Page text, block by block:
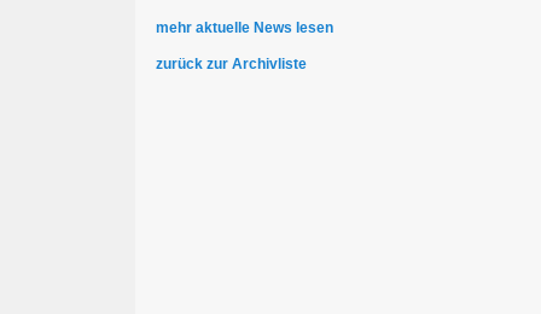
mehr aktuelle News lesen
zurück zur Archivliste